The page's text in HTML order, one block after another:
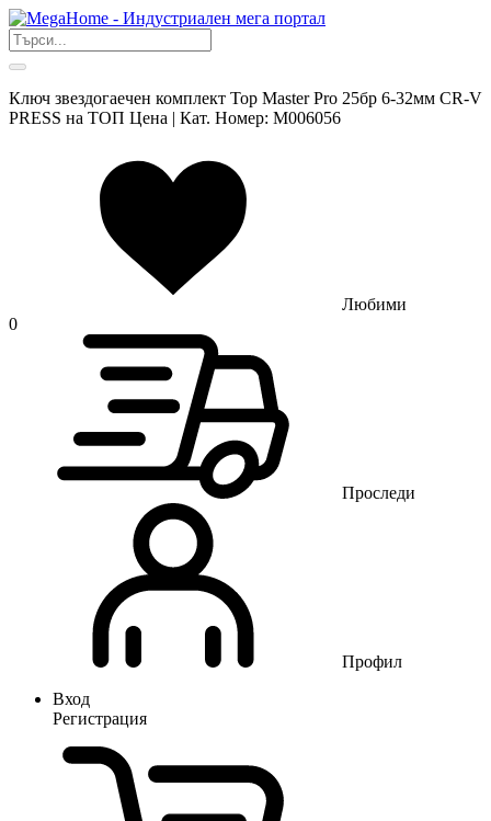
Ключ звездогаечен комплект Top Master Pro 25бр 6-32мм CR-V
PRESS на ТОП Цена | Кат. Номер: M006056
Любими
0
Проследи
Профил
Вход
Регистрация